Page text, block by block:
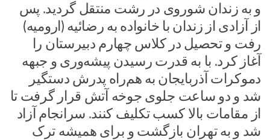
و به زندان شوروی در رشت منتقل گردید. پس
از آزادی از زندان با خانواده به رضائیه (ارومیه)
رفت و تحصیل در کلاس چهارم دبیرستان را
آغاز کرد. با به قدرت رسیدن پیشه‌وری و جبهه
دموکرات آذربایجان به هم‌راه پدرش دستگیر
شد و دو ساعت جلوی جوخه آتش قرار گرفت تا
از مقامات بالا کسب تکلیف کنند. سرانجام آزاد
شد و به تهران بازگشت و برای همیشه ترک